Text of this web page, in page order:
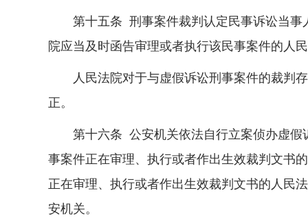
第十五条 刑事案件裁判认定民事诉讼当事
院应当及时函告审理或者执行该民事案件的人
人民法院对于与虚假诉讼刑事案件的裁判存
正。
第十六条 公安机关依法自行立案侦办虚假
事案件正在审理、执行或者作出生效裁判文书
正在审理、执行或者作出生效裁判文书的人民
安机关。